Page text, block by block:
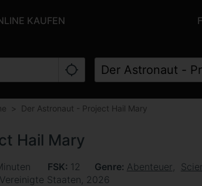
KAUFEN
Der Astronaut - Project Hail Mary
Hail Mary
FSK 12 Genre Abenteuer
Vereinigte Staaten, 2026